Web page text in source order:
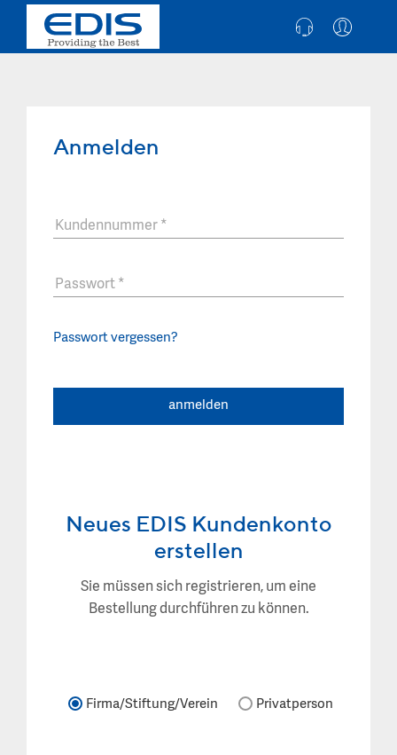
Anmelden
Kundennummer *
Passwort *
Passwort vergessen?
anmelden
Neues EDIS Kundenkonto
erstellen
Sie müssen sich registrieren, um eine
Bestellung durchführen zu können.
Firma/Stiftung/Verein Privatperson